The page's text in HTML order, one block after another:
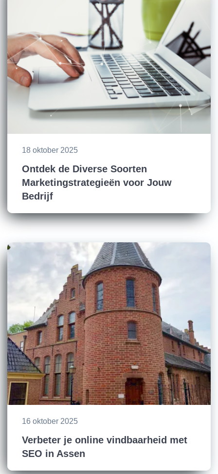
18 oktober 2025
Ontdek de Diverse Soorten
Marketingstrategieën voor Jouw
Bedrijf
16 oktober 2025
Verbeter je online vindbaarheid met
SEO in Assen